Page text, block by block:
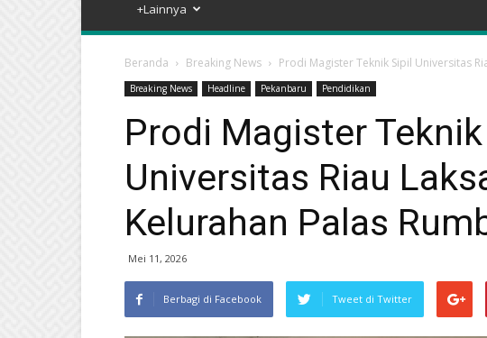
+Lainnya
Beranda Breaking News Prodi Magister Teknik Sipil Universitas
Breaking News Headline Pekanbaru Pendidikan
Prodi Magister Teknik
Universitas Riau
Kelurahan Palas
Mei 11, 2026
Berbagi di Facebook Tweet di Twitter